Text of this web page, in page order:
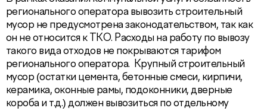
регионального оператора вывозить строительный
мусор не предусмотрена законодательством, так как
он не относится к ТКО. Расходы на работу по вывозу
такого вида отходов не покрываются тарифом
регионального оператора. Крупный строительный
мусор (остатки цемента, бетонные смеси, кирпичи,
керамика, оконные рамы, подоконники, дверные
короба и т.д.) должен вывозиться по отдельному